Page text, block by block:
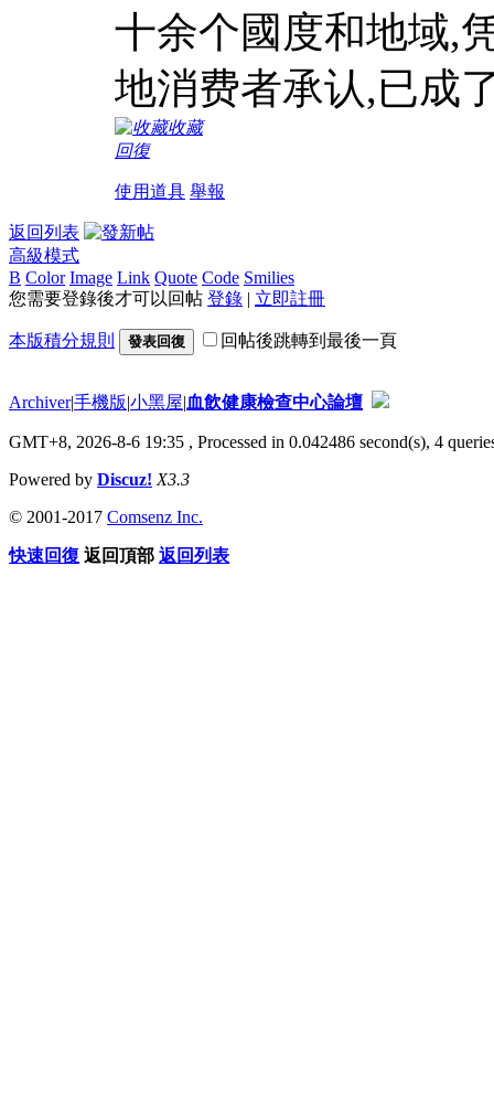
十余个國度和地域,
地消费者承认,已成
收藏
回復
使用道具 舉報
返回列表
高級模式
B Color Image Link Quote Code Smilies
您需要登錄後才可以回帖 登錄 | 立即註冊
本版積分規則 發表回復 回帖後跳轉到最後一頁
Archiver|手機版|小黑屋|血飲健康檢查中心論壇
GMT+8, 2026-8-6 19:35 , Processed in 0.042486 second(s), 4
Powered by Discuz! X3.3
© 2001-2017 Comsenz Inc.
快速回復 返回頂部 返回列表